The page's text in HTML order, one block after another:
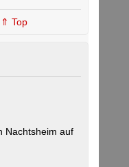
⇑ Top
Nachtsheim auf